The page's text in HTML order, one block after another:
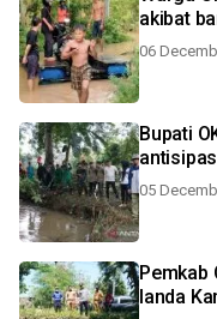
akibat
06
Bupati
05
Pemkab
landa